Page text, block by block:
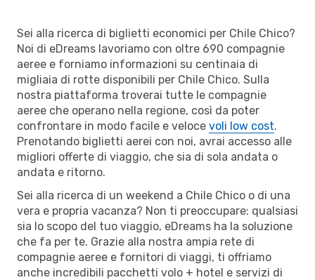
Sei alla ricerca di biglietti economici per Chile Chico?
Noi di eDreams lavoriamo con oltre 690 compagnie
aeree e forniamo informazioni su centinaia di
migliaia di rotte disponibili per Chile Chico. Sulla
nostra piattaforma troverai tutte le compagnie
aeree che operano nella regione, così da poter
confrontare in modo facile e veloce voli low cost.
Prenotando biglietti aerei con noi, avrai accesso alle
migliori offerte di viaggio, che sia di sola andata o
andata e ritorno.
Sei alla ricerca di un weekend a Chile Chico o di una
vera e propria vacanza? Non ti preoccupare: qualsiasi
sia lo scopo del tuo viaggio, eDreams ha la soluzione
che fa per te. Grazie alla nostra ampia rete di
compagnie aeree e fornitori di viaggi, ti offriamo
anche incredibili pacchetti volo + hotel e servizi di